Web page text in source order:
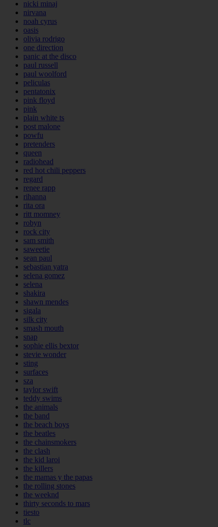
nicki minaj
nirvana
noah cyrus
oasis
olivia rodrigo
one direction
panic at the disco
paul russell
paul woolford
peliculas
pentatonix
pink floyd
pink
plain white ts
post malone
powfu
pretenders
queen
radiohead
red hot chili peppers
regard
renee rapp
rihanna
rita ora
ritt momney
robyn
rock city
sam smith
saweetie
sean paul
sebastian yatra
selena gomez
selena
shakira
shawn mendes
sigala
silk city
smash mouth
snap
sophie ellis bextor
stevie wonder
sting
surfaces
sza
taylor swift
teddy swims
the animals
the band
the beach boys
the beatles
the chainsmokers
the clash
the kid laroi
the killers
the mamas y the papas
the rolling stones
the weeknd
thirty seconds to mars
tiesto
tlc